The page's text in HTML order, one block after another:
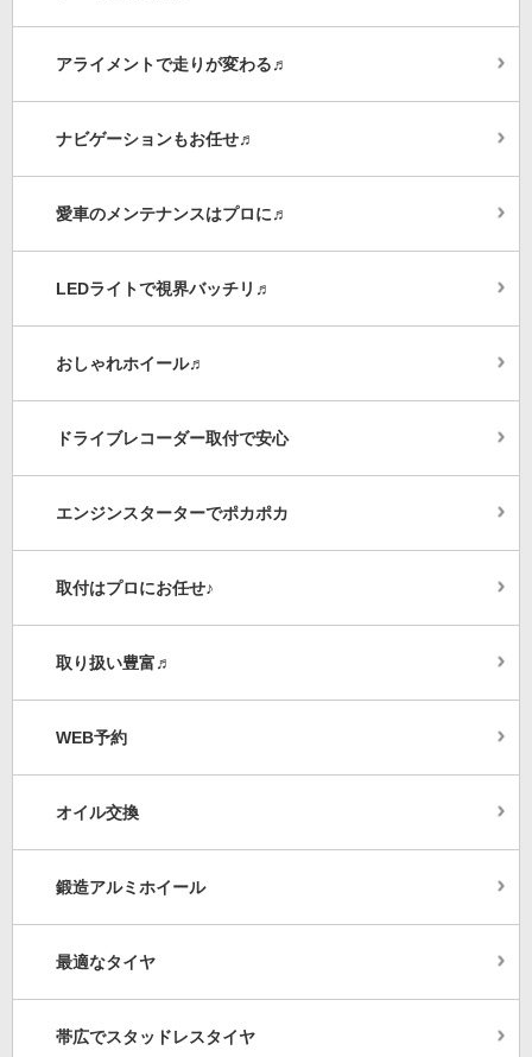
アライメントで走りが変わる♬
ナビゲーションもお任せ♬
愛車のメンテナンスはプロに♬
LEDライトで視界バッチリ♬
おしゃれホイール♬
ドライブレコーダー取付で安心
エンジンスターターでポカポカ
取付はプロにお任せ♪
取り扱い豊富♬
WEB予約
オイル交換
鍛造アルミホイール
最適なタイヤ
帯広でスタッドレスタイヤ